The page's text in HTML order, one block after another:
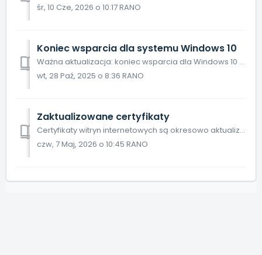
śr, 10 Cze, 2026 o 10:17 RANO
Koniec wsparcia dla systemu Windows 10
Ważna aktualizacja: koniec wsparcia dla Windows 10 Firma Microsoft ogłosiła, że oficjalne wsparcie dla systemu Windows 10 zakończy się 14 października 2025...
wt, 28 Paź, 2025 o 8:36 RANO
Zaktualizowane certyfikaty
Certyfikaty witryn internetowych są okresowo aktualizowane. Dlaczego jest to konieczne i z czym może się spotkać użytkownik? Dlaczego aktualizacje są wa...
czw, 7 Maj, 2026 o 10:45 RANO